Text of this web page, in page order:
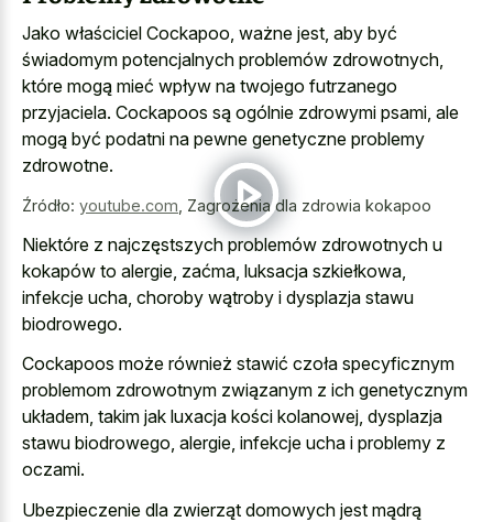
Jako właściciel Cockapoo, ważne jest, aby być
świadomym potencjalnych problemów zdrowotnych,
które mogą mieć wpływ na twojego futrzanego
przyjaciela. Cockapoos są ogólnie zdrowymi psami, ale
mogą być podatni na pewne genetyczne problemy
zdrowotne.
Źródło: youtube.com Zagrożenia dla zdrowia kokapoo
Niektóre z najczęstszych problemów zdrowotnych u
kokapów to alergie, zaćma, luksacja szkiełkowa,
infekcje ucha, choroby wątroby i dysplazja stawu
biodrowego.
Cockapoos może również stawić czoła specyficznym
problemom zdrowotnym związanym z ich genetycznym
układem, takim jak luxacja kości kolanowej, dysplazja
stawu biodrowego, alergie, infekcje ucha i problemy z
oczami.
Ubezpieczenie dla zwierząt domowych jest mądrą